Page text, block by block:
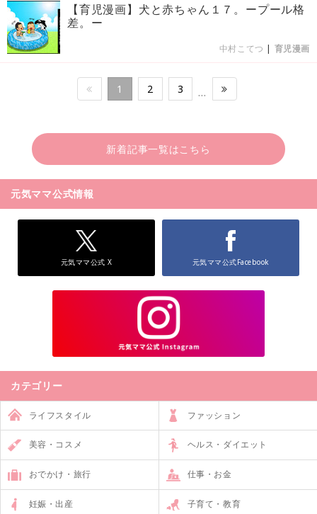
【育児漫画】犬と赤ちゃん１７。ープール格
差。ー
中村こてつ | 育児漫画
1 2 3 …
新着記事一覧はこちら
元気ママ公式情報
元気ママ公式 X 元気ママ公式Facebook
カテゴリー
ライフスタイル ファッション
美容・コスメ ヘルス・ダイエット
おでかけ・旅行 仕事・お金
妊娠・出産 子育て・教育